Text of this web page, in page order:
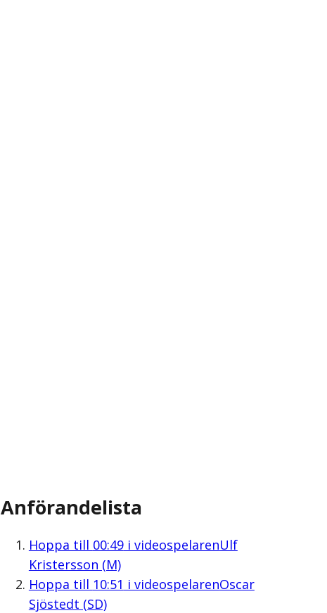
Anförandelista
Hoppa till 00:49i videospelarenUlf
Kristersson (M)
Hoppa till 10:51 i videospelarenOscar
Sjöstedt (SD)